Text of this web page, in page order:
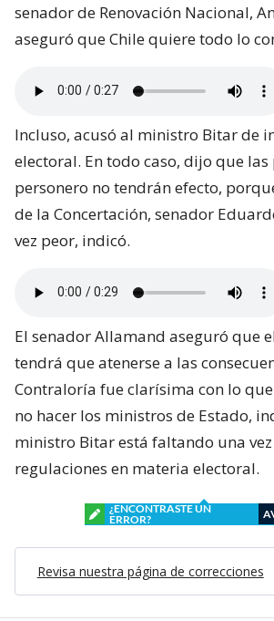
senador de Renovación Nacional,
aseguró que Chile quiere todo lo
Incluso, acusó al ministro Bitar de
electoral. En todo caso, dijo que
personero no tendrán efecto,
de la Concertación, senador
vez peor, indicó.
El senador Allamand aseguró que
tendrá que atenerse a las
Contraloría fue clarísima con lo
no hacer los ministros de Estado,
ministro Bitar está faltando una
regulaciones en materia electoral.
¿ENCONTRASTE UN
ERROR?
Revisa nuestra página de correcciones